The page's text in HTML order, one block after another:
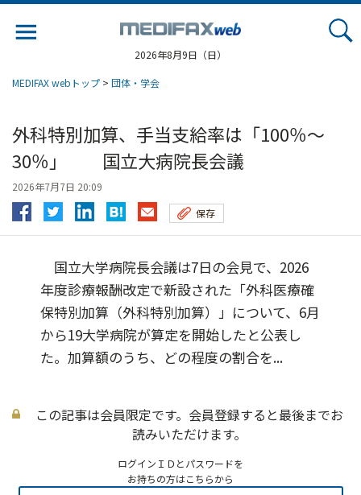
2026年8月9日（日）
MEDIFAX webトップ > 団体・学会
外科特別加算、手当支給率は「100％～
30％」 国立大病院長会議
2026年7月7日 20:09
保存
国立大学病院長会議は7日の会見で、2026
年度診療報酬改定で新設された「外科医療確
保特別加算（外科特別加算）」について、6月
から19大学病院が算定を開始したと公表し
た。加算額のうち、どの程度の割合を...
この記事は会員限定です。会員登録すると最後までお
読みいただけます。
ログインＩＤとパスワードを
お持ちの方はこちらから